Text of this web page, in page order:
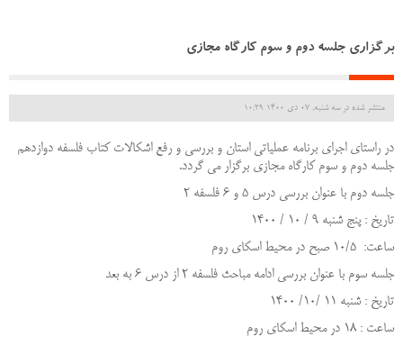
برگزاری جلسه دوم و سوم کارگاه مجازی
منتشر شده در سه شنبه, 07 دی 1400 10:29
در راستای اجرای برنامه عملیاتی استان و بررسی و رفع اشکالات کتاب فلسفه دوازدهم
جلسه دوم و سوم کارگاه مجازی برگزار می گردد.
جلسه دوم با عنوان بررسی درس 5 و 6 فلسفه 2
تاریخ : پنج شنبه 9 / 10 / 1400
ساعت: 10/5 صبح در محیط اسکای روم
جلسه سوم با عنوان بررسی ادامه مباحث فلسفه 2 از درس 6 به بعد
تاریخ : شنبه 11 /10/ 1400
ساعت : 18 در محیط اسکای روم